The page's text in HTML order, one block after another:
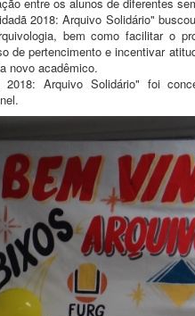
2018: Arquivo Solidário"
bem como facilitar o
de pertencimento e incentivar
novo acadêmico.
Arquivo Solidário" foi